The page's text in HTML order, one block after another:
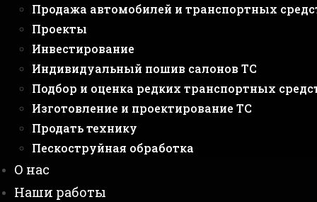
Продажа автомобилей и транспортных
Проекты
Инвестирование
Индивидуальный пошив салонов ТС
Подбор и оценка редких транспортных
Изготовление и проектирование ТС
Продать технику
Пескоструйная обработка
О нас
Наши работы